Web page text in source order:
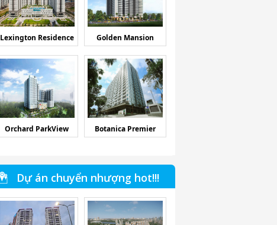
Lexington Residence Golden Mansion
Orchard ParkView Botanica Premier
Dự án chuyển nhượng hot!!!